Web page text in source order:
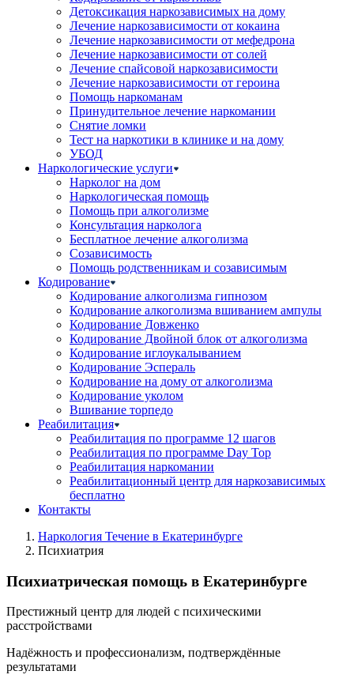
Детоксикация наркозависимых на дому
Лечение наркозависимости от кокаина
Лечение наркозависимости от мефедрона
Лечение наркозависимости от солей
Лечение спайсовой наркозависимости
Лечение наркозависимости от героина
Помощь наркоманам
Принудительное лечение наркомании
Снятие ломки
Тест на наркотики в клинике и на дому
УБОД
Наркологические услуги
Нарколог на дом
Наркологическая помощь
Помощь при алкоголизме
Консультация нарколога
Бесплатное лечение алкоголизма
Созависимость
Помощь родственникам и созависимым
Кодирование
Кодирование алкоголизма гипнозом
Кодирование алкоголизма вшиванием ампулы
Кодирование Довженко
Кодирование Двойной блок от алкоголизма
Кодирование иглоукалыванием
Кодирование Эспераль
Кодирование на дому от алкоголизма
Кодирование уколом
Вшивание торпедо
Реабилитация
Реабилитация по программе 12 шагов
Реабилитация по программе Day Top
Реабилитация наркомании
Реабилитационный центр для наркозависимых
бесплатно
Контакты
Наркология Течение в Екатеринбурге
Психиатрия
Психиатрическая помощь в Екатеринбурге
Престижный центр для людей с психическими
расстройствами
Надёжность и профессионализм, подтверждённые
результатами